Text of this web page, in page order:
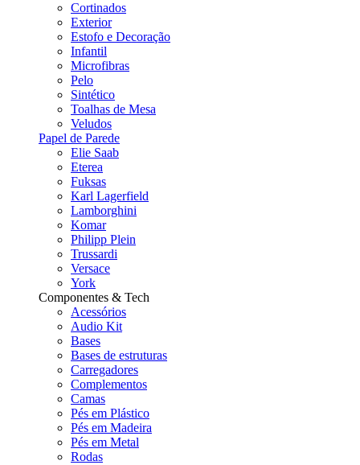
Cortinados
Exterior
Estofo e Decoração
Infantil
Microfibras
Pelo
Sintético
Toalhas de Mesa
Veludos
Papel de Parede
Elie Saab
Eterea
Fuksas
Karl Lagerfield
Lamborghini
Komar
Philipp Plein
Trussardi
Versace
York
Componentes & Tech
Acessórios
Audio Kit
Bases
Bases de estruturas
Carregadores
Complementos
Camas
Pés em Plástico
Pés em Madeira
Pés em Metal
Rodas